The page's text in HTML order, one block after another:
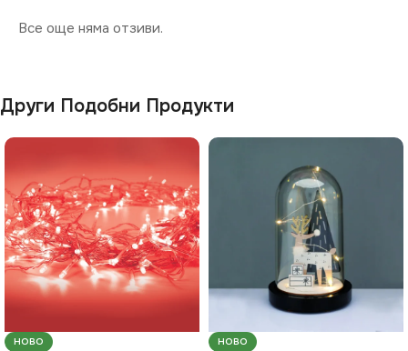
Все още няма отзиви.
Други Подобни Продукти
НОВО НОВО